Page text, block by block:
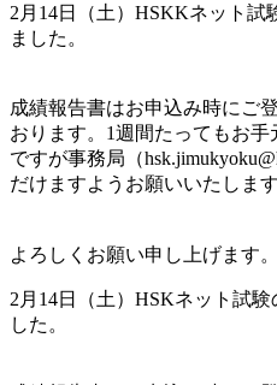
2月14日（土）HSKKネット試
ました。
成績報告書はお申込み時にご
おります。1週間たってもお
ですが事務局（
だけますようお願いいたします
よろしくお願い申し上げます。
2月14日（土）HSKネット試
した。